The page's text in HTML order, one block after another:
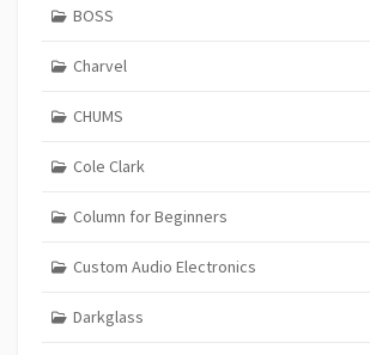
BOSS
Charvel
CHUMS
Cole Clark
Column for Beginners
Custom Audio Electronics
Darkglass